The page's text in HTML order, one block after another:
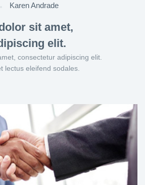
Karen Andrade
sit amet,
elit.
consectetur adipiscing elit.
lectus eleifend sodales.